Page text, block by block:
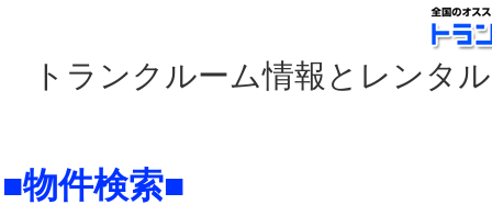
トランクルーム情報とレンタ
■物件検索■